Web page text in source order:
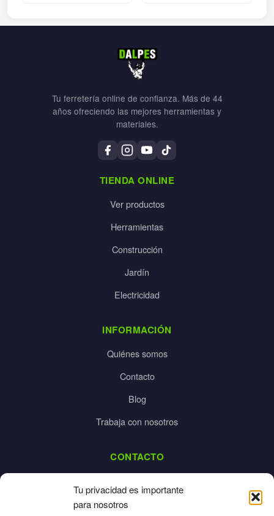
Tu privacidad es importante
para nosotros
Tu ferretería online de confianza. Más de 44
años ofreciendo las mejores herramientas y
materiales.
TIENDA ONLINE
Ver productos
Herramientas
Construcción
Jardín
Electricidad
INFORMACIÓN
Quiénes somos
Contacto
Blog
Trabaja con nosotros
CONTACTO
925 532 213